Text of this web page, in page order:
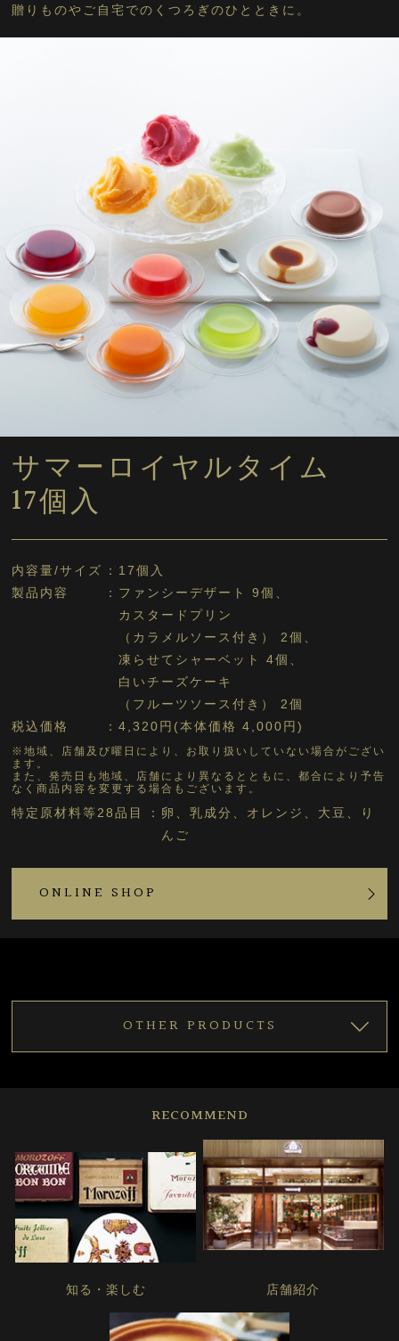
贈りものやご自宅でのくつろぎのひとときに。
サマーロイヤルタイム
17個入
内容量/サイズ
17個入
製品内容
ファンシーデザート 9個、
カスタードプリン
（カラメルソース付き） 2個、
凍らせてシャーベット 4個、
白いチーズケーキ
（フルーツソース付き） 2個
税込価格
4,320円(本体価格 4,000円)
※地域、店舗及び曜日により、お取り扱いしていない場合がござい
ます。
また、発売日も地域、店舗により異なるとともに、都合により予告
なく商品内容を変更する場合もございます。
特定原材料等28品目
卵、乳成分、オレンジ、大豆、り
んご
ONLINE SHOP
OTHER PRODUCTS
RECOMMEND
知る・楽しむ 店舗紹介